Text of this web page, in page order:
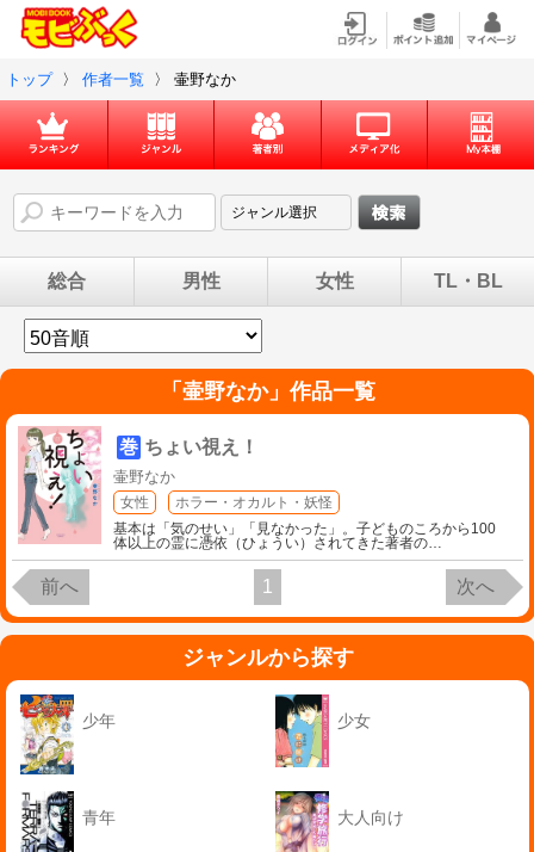
トップ 〉 作者一覧 〉 壷野なか
総合 男性 女性 TL・BL
「 壷野なか」作品一覧
巻 ちょい視え！
壷野なか
女性
ホラー・オカルト・妖怪
基本は「気のせい」「見なかった」。子どものころから100
体以上の霊に憑依（ひょうい）されてきた著者の…
前へ 1 次へ
ジャンルから探す
少年 少女
青年 大人向け